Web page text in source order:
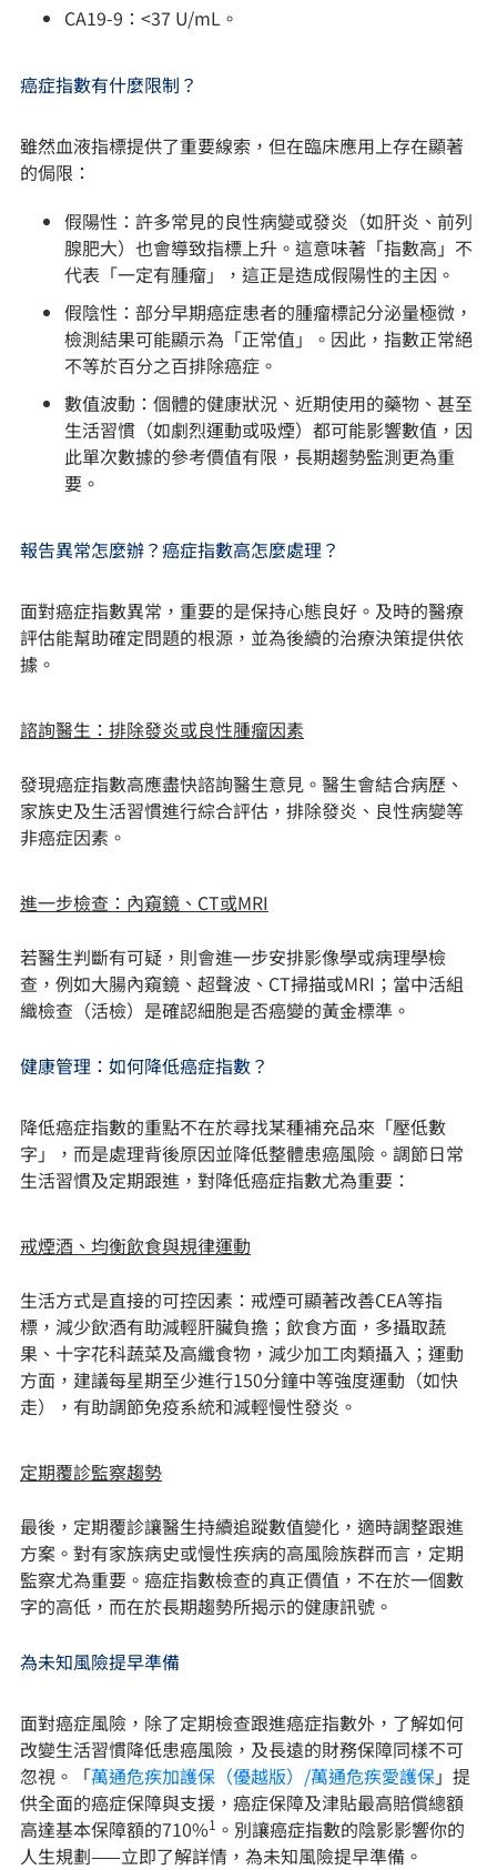
CA19-9：<37 U/mL。
癌症指數有什麼限制？
雖然血液指標提供了重要線索，但在臨床應用上存在顯著
的侷限：
假陽性：許多常見的良性病變或發炎（如肝炎、前列
腺肥大）也會導致指標上升。這意味著「指數高」不
代表「一定有腫瘤」，這正是造成假陽性的主因。
假陰性：部分早期癌症患者的腫瘤標記分泌量極微，
檢測結果可能顯示為「正常值」。因此，指數正常絕
不等於百分之百排除癌症。
數值波動：個體的健康狀況、近期使用的藥物、甚至
生活習慣（如劇烈運動或吸煙）都可能影響數值，因
此單次數據的參考價值有限，長期趨勢監測更為重
要。
報告異常怎麼辦？癌症指數高怎麼處理？
面對癌症指數異常，重要的是保持心態良好。及時的醫療
評估能幫助確定問題的根源，並為後續的治療決策提供依
據。
諮詢醫生：排除發炎或良性腫瘤因素
發現癌症指數高應盡快諮詢醫生意見。醫生會結合病歷、
家族史及生活習慣進行綜合評估，排除發炎、良性病變等
非癌症因素。
進一步檢查：內窺鏡、CT或MRI
若醫生判斷有可疑，則會進一步安排影像學或病理學檢
查，例如大腸內窺鏡、超聲波、CT掃描或MRI；當中活組
織檢查（活檢）是確認細胞是否癌變的黃金標準。
健康管理：如何降低癌症指數？
降低癌症指數的重點不在於尋找某種補充品來「壓低數
字」，而是處理背後原因並降低整體患癌風險。調節日常
生活習慣及定期跟進，對降低癌症指數尤為重要：
戒煙酒、均衡飲食與規律運動
生活方式是直接的可控因素：戒煙可顯著改善CEA等指
標，減少飲酒有助減輕肝臟負擔；飲食方面，多攝取蔬
果、十字花科蔬菜及高纖食物，減少加工肉類攝入；運動
方面，建議每星期至少進行150分鐘中等強度運動（如快
走），有助調節免疫系統和減輕慢性發炎。
定期覆診監察趨勢
最後，定期覆診讓醫生持續追蹤數值變化，適時調整跟進
方案。對有家族病史或慢性疾病的高風險族群而言，定期
監察尤為重要。癌症指數檢查的真正價值，不在於一個數
字的高低，而在於長期趨勢所揭示的健康訊號。
為未知風險提早準備
面對癌症風險，除了定期檢查跟進癌症指數外，了解如何
改變生活習慣降低患癌風險，及長遠的財務保障同樣不可
忽視。「萬通危疾加護保（優越版）/萬通危疾愛護保」提
供全面的癌症保障與支援，癌症保障及津貼最高賠償總額
高達基本保障額的710%1 。別讓癌症指數的陰影影響你的
人生規劃——立即了解詳情，為未知風險提早準備。